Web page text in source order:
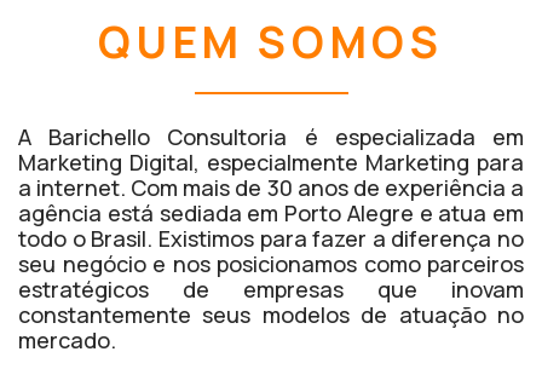
QUEM SOMOS
A Barichello Consultoria é especializada em
Marketing Digital, especialmente Marketing para
a internet. Com mais de 30 anos de experiência a
agência está sediada em Porto Alegre e atua em
todo o Brasil. Existimos para fazer a diferença no
seu negócio e nos posicionamos como parceiros
estratégicos de empresas que inovam
constantemente seus modelos de atuação no
mercado.